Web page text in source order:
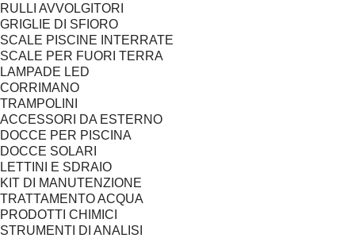
RULLI AVVOLGITORI
GRIGLIE DI SFIORO
SCALE PISCINE INTERRATE
SCALE PER FUORI TERRA
LAMPADE LED
CORRIMANO
TRAMPOLINI
ACCESSORI DA ESTERNO
DOCCE PER PISCINA
DOCCE SOLARI
LETTINI E SDRAIO
KIT DI MANUTENZIONE
TRATTAMENTO ACQUA
PRODOTTI CHIMICI
STRUMENTI DI ANALISI